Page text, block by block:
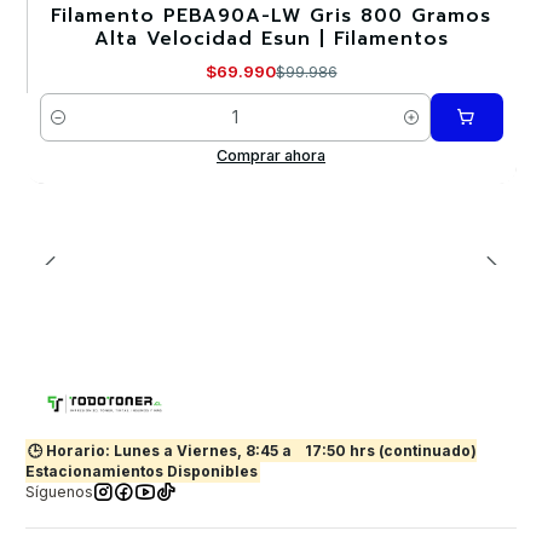
-30%
Filamento PEBA90A-LW Gris 800 Gramos
Alta Velocidad Esun | Filamentos
$69.990$99.986
Cantidad
Comprar ahora
🕒 Horario: Lunes a Viernes, 8:45 a
17:50 hrs (continuado)
Estacionamientos Disponibles
Síguenos